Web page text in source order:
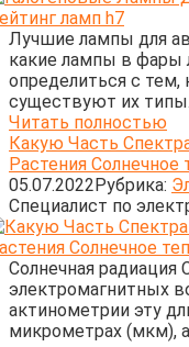
Лучшие лампы для
какие лампы в фары
определиться с
существуют их
Читать полностью
Какую Часть
Растения Солнечное
05.07.2022Рубрика:
Cпециалист по
Солнечная радиация
электромагнитных
актинометрии эту
микрометрах (мкм),